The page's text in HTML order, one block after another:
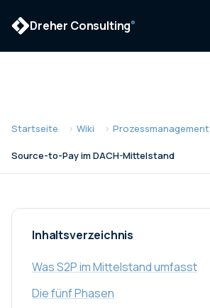
Dreher Consulting®
Startseite Wiki Prozessmanagement
Source-to-Pay im DACH-Mittelstand
Inhaltsverzeichnis
Was S2P im Mittelstand umfasst
Die fünf Phasen